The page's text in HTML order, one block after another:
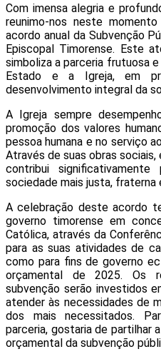
Com imensa alegria e
reunimo-nos neste
acordo anual da Subvenção
Episcopal Timorense. Este
simboliza a parceria frutuosa
Estado e a Igreja, em
desenvolvimento integral da
A Igreja sempre
promoção dos valores
pessoa humana e no serviço
Através de suas obras
contribui
sociedade mais justa, fraterna
A celebração deste acordo
governo timorense em
Católica, através da
para as suas atividades de
como para fins de governo
orçamental de 2025. Os
subvenção serão investidos
atender às necessidades de
dos mais necessitados.
parceria, gostaria de partilhar
orçamental da subvenção